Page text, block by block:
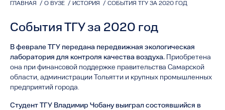
ГЛАВНАЯ / О ВУЗЕ / ИСТОРИЯ / СОБЫТИЯ ТГУ ЗА 2020 ГОД
События ТГУ за 2020 год
В феврале ТГУ передана передвижная экологическая
лаборатория для контроля качества воздуха. Приобретена
она при финансовой поддержке правительства Самарской
области, администрации Тольятти и крупных промышленных
предприятий города.
Студент ТГУ Владимир Чобану выиграл состоявшийся в